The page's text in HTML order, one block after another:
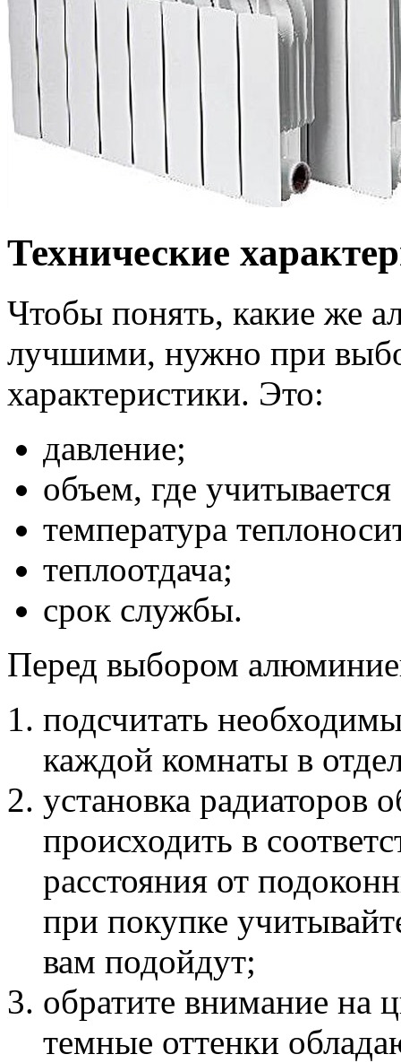
Технические
Чтобы понять, какие же
лучшими, нужно при
характеристики. Это:
давление;
объем, где
температура
теплоотдача;
срок службы.
Перед выбором
подсчитать
каждой комнаты в
установка радиаторов
происходить в
расстояния от
при покупке
вам подойдут;
обратите внимание на
темные оттенки